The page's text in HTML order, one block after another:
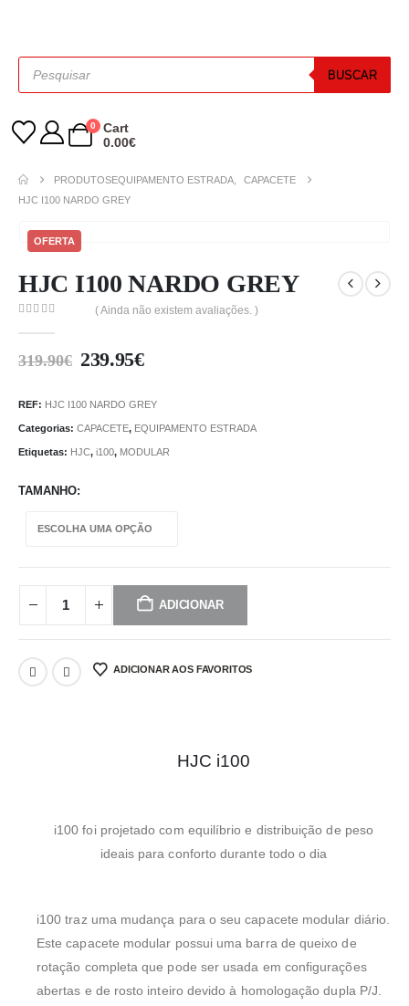
BUSCAR
0
Cart
0.00€
PRODUTOSEQUIPAMENTO ESTRADA
CAPACETE
HJC I100 NARDO GREY
OFERTA
HJC I100 NARDO GREY
( Ainda não existem avaliações. )
319.90€ 239.95€
REF: HJC I100 NARDO GREY
Categorias: CAPACETE, EQUIPAMENTO ESTRADA
Etiquetas: HJC, i100, MODULAR
TAMANHO
ADICIONAR
ADICIONAR AOS FAVORITOS
HJC i100
i100 foi projetado com equilíbrio e distribuição de peso
ideais para conforto durante todo o dia
i100 traz uma mudança para o seu capacete modular diário.
Este capacete modular possui uma barra de queixo de
rotação completa que pode ser usada em configurações
abertas e de rosto inteiro devido à homologação dupla P/J.